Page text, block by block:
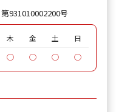
931010002200号
木 金 土
日
◯ ◯ ◯ ◯